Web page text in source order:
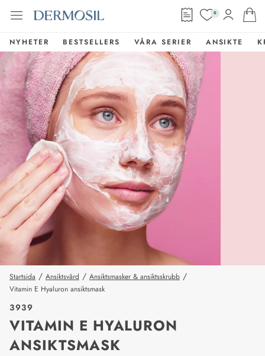
0
NYHETER BESTSELLERS VÅRA SERIER ANSIKTE
Startsida / Ansiktsvård / Ansiktsmasker & ansiktsskrubb /
Vitamin E Hyaluron ansiktsmask
3939
VITAMIN E HYALURON
ANSIKTSMASK